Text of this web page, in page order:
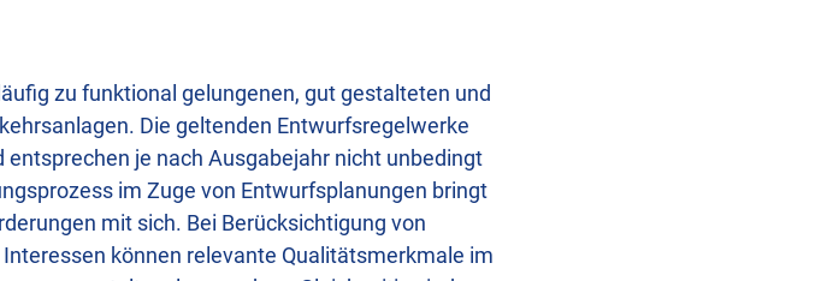
zu funktional gelungenen, gut gestalteten und
Die geltenden Entwurfsregelwerke
je nach Ausgabejahr nicht unbedingt
im Zuge von Entwurfsplanungen bringt
mit sich. Bei Berücksichtigung von
können relevante Qualitätsmerkmale im